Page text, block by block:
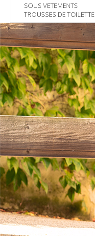
SOUS VETEMENTS
TROUSSES DE TOILETTE